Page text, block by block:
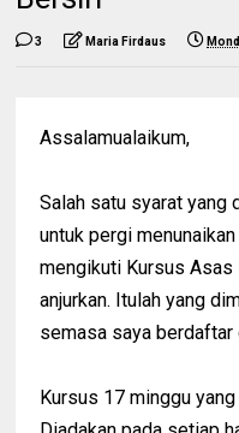
3 Maria Firdaus
Assalamualaikum,
Salah satu syarat yang
untuk pergi
mengikuti Kursus
anjurkan. Itulah yang
semasa saya berdaftar
Kursus 17 minggu